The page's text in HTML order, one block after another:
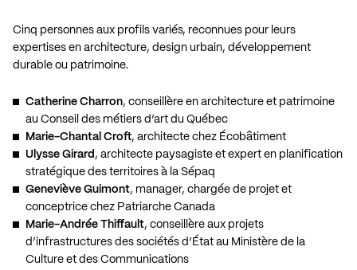
Cinq personnes aux profils variés, reconnues pour leurs
expertises en architecture, design urbain, développement
durable ou patrimoine.
Catherine Charron, conseillère en architecture et patrimoine
au Conseil des métiers d’art du Québec
Marie-Chantal Croft, architecte chez Écobâtiment
Ulysse Girard , architecte paysagiste et expert en planification
stratégique des territoires à la Sépaq
Geneviève Guimont, manager, chargée de projet et
conceptrice chez Patriarche Canada
Marie-Andrée Thiffault, conseillère aux projets
d’infrastructures des sociétés d’État au Ministère de la
Culture et des Communications